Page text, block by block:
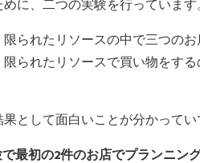
に、二つの実験を行っています
られたリソースの中で三つのお
限られたリソースで買い物をす
として面白いことが分かってい
最初の2件のお店でプランニン